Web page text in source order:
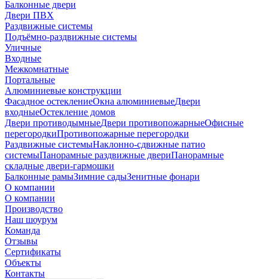
Балконные двери
Двери ПВХ
Раздвижные системы
Подъёмно-раздвижные системы
Уличные
Входные
Межкомнатные
Портальные
Алюминиевые конструкции
Фасадное остеклениеОкна алюминиевыеДвери
входныеОстекление домов
Двери противодымныеДвери противопожарныеОфисные
перегородкиПротивопожарные перегородки
Раздвижные системыНаклонно-сдвижные патио
системыПанорамные раздвижные двериПанорамные
складные двери-гармошки
Балконные рамыЗимние садыЗенитные фонари
О компании
О компании
Производство
Наш шоурум
Команда
Отзывы
Сертификаты
Объекты
Контакты